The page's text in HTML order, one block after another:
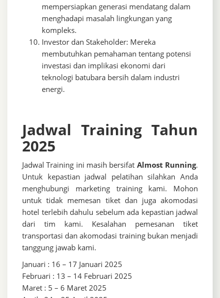
mempersiapkan generasi mendatang dalam
menghadapi masalah lingkungan yang
kompleks.
Investor dan Stakeholder: Mereka
membutuhkan pemahaman tentang potensi
investasi dan implikasi ekonomi dari
teknologi batubara bersih dalam industri
energi.
Jadwal Training Tahun
2025
Jadwal Training ini masih bersifat Almost Running.
Untuk kepastian jadwal pelatihan silahkan Anda
menghubungi marketing training kami. Mohon
untuk tidak memesan tiket dan juga akomodasi
hotel terlebih dahulu sebelum ada kepastian jadwal
dari tim kami. Kesalahan pemesanan tiket
transportasi dan akomodasi training bukan menjadi
tanggung jawab kami.
Januari : 16 – 17 Januari 2025
Februari : 13 – 14 Februari 2025
Maret : 5 – 6 Maret 2025